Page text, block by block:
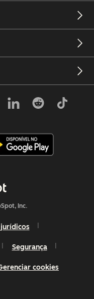
Inc.
Segurança
cookies